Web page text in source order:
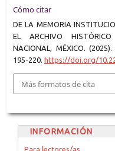
Cómo citar
DE LA MEMORIA
EL ARCHIVO
NACIONAL, MÉXICO. (2025).
195-220. https://doi.org/
Más formatos de cita
INFORMACIÓN
Para lectores/as